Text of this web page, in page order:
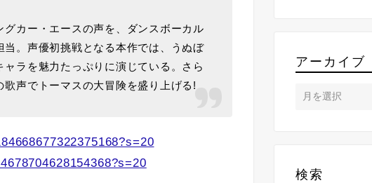
カー・エースの声を、ダンスボーカル
。声優初挑戦となる本作では、うぬぼ
ラを魅力たっぷりに演じている。さら
声でトーマスの大冒険を盛り上げる!
アーカイブ
検索